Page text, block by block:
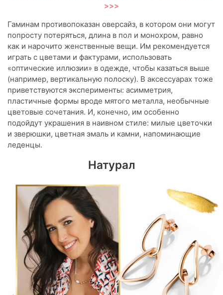
>>>
Гаминам противопоказан оверсайз, в котором они могут
попросту потеряться, длина в пол и монохром, равно
как и нарочито женственные вещи. Им рекомендуется
играть с цветами и фактурами, использовать
«оптические иллюзии» в одежде, чтобы казаться выше
(например, вертикальную полоску). В аксессуарах тоже
приветствуются эксперименты: асимметрия,
пластичные формы вроде мятого металла, необычные
цветовые сочетания. И, конечно, им особенно
подойдут украшения в наивном стиле: милые цветочки
и зверюшки, цветная эмаль и камни, напоминающие
леденцы.
Натурал